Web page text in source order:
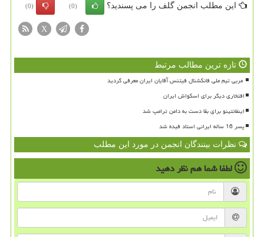
این مطلب انجمن گلف را می پسندید؟ (0)
(0)
X
تازه ترین مطالب مرتبط
افتخاری دیگر برای اسکواش ایران
اینفانتینو برای بقا دست به دامن ترامپ شد
پسر 16 ساله ایرانی استاد فیده شد
نظرات بینندگان انجمن در مورد این مطلب
لطفا شما همنظر دهید